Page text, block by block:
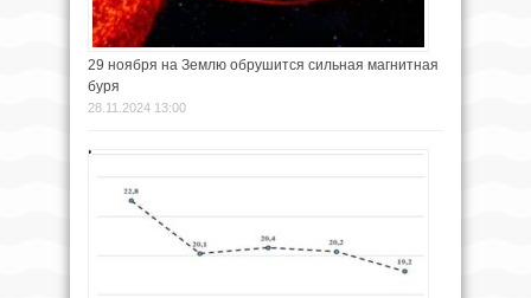
29 ноября на Землю обрушится сильная магнитная
буря
28.11.2024 13:00